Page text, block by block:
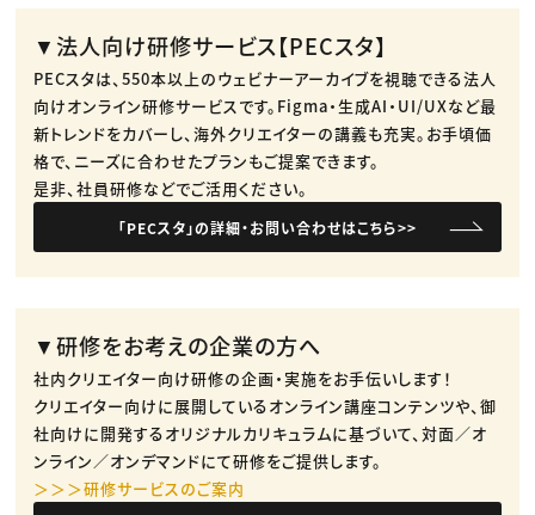
▼法人向け研修サービス【PECスタ】
PECスタは、550本以上のウェビナーアーカイブを視聴できる法人
向けオンライン研修サービスです。​Figma・生成AI・UI/UXなど最
新トレンドをカバーし、海外クリエイターの講義も充実。​お手頃価
格で、ニーズに合わせたプランもご提案できます。​
是非、社員研修などでご活用ください。​
「PECスタ」の詳細・お問い合わせはこちら>>
▼研修をお考えの企業の方へ
社内クリエイター向け研修の企画・実施をお手伝いします！
クリエイター向けに展開しているオンライン講座コンテンツや、御
社向けに開発するオリジナルカリキュラムに基づいて、対面／オ
ンライン／オンデマンドにて研修をご提供します。
＞＞＞研修サービスのご案内